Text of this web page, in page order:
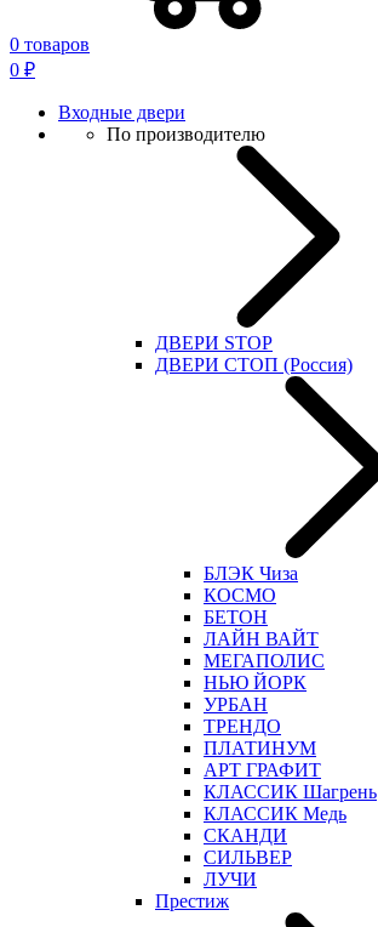
0 товаров
0 ₽
Входные двери
По производителю
ДВЕРИ STOP
ДВЕРИ СТОП (Россия)
БЛЭК Чиза
КОСМО
БЕТОН
ЛАЙН ВАЙТ
МЕГАПОЛИС
НЬЮ ЙОРК
УРБАН
ТРЕНДО
ПЛАТИНУМ
АРТ ГРАФИТ
КЛАССИК Шагрень
КЛАССИК Медь
СКАНДИ
СИЛЬВЕР
ЛУЧИ
Престиж